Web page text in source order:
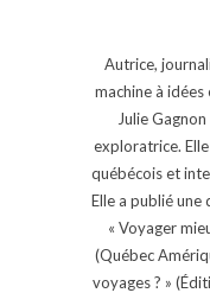
Autrice,
machine à
Julie
exploratrice.
québécois et
Elle a publié une
« Voyager
(Québec
voyages ? »